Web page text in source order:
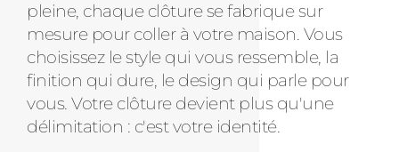
pleine, chaque clôture se fabrique sur
mesure pour coller à votre maison. Vous
choisissez le style qui vous ressemble, la
finition qui dure, le design qui parle pour
vous. Votre clôture devient plus qu'une
délimitation : c'est votre identité.